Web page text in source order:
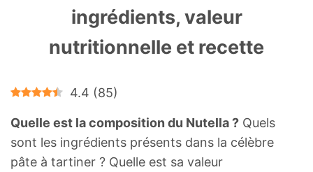
ingrédients, valeur
nutritionnelle et recette
4.4 (85)
Quelle est la composition du Nutella ? Quels
sont les ingrédients présents dans la célèbre
pâte à tartiner ? Quelle est sa valeur